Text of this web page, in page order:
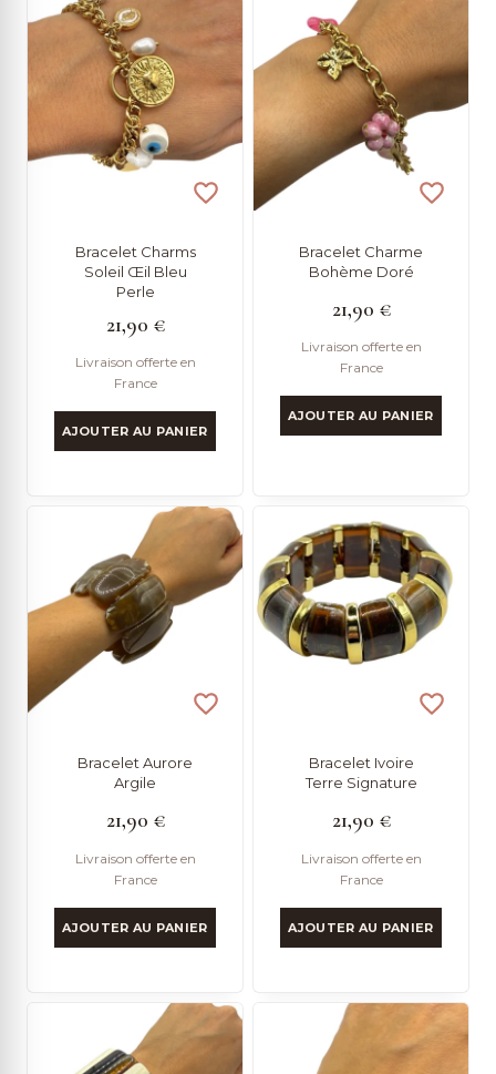
Bracelet Charms
Soleil Œil Bleu
Perle
21,90 €
Livraison offerte en
France
AJOUTER AU PANIER
Bracelet Charme
Bohème Doré
21,90 €
Livraison offerte en
France
AJOUTER AU PANIER
Bracelet Aurore
Argile
21,90 €
Livraison offerte en
France
AJOUTER AU PANIER
Bracelet Ivoire
Terre Signature
21,90 €
Livraison offerte en
France
AJOUTER AU PANIER